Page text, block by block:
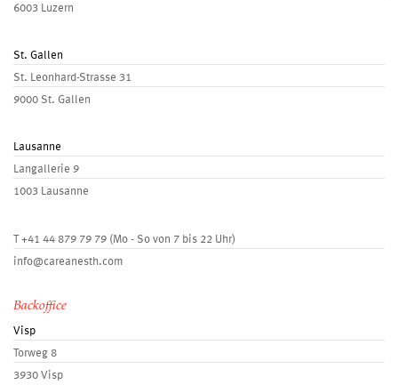
6003 Luzern
St. Gallen
St. Leonhard-Strasse 31
9000 St. Gallen
Lausanne
Langallerie 9
1003 Lausanne
T+41 44 879 79 79 (Mo - So von 7 bis 22 Uhr)
info@careanesth.com
Backoffice
Visp
Torweg 8
3930 Visp